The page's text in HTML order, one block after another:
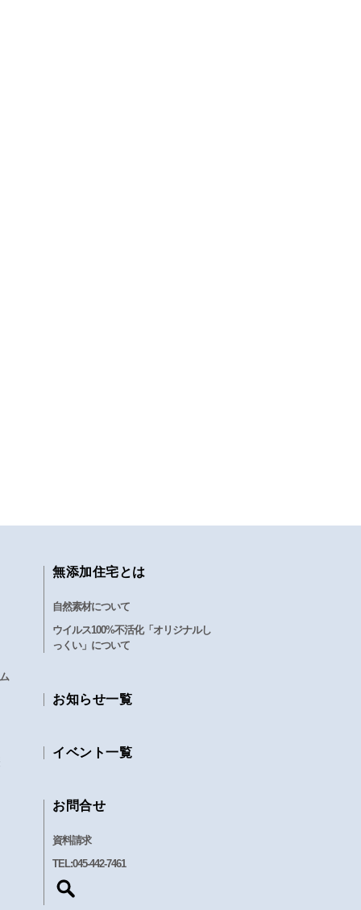
無添加住宅とは
自然素材について
ウイルス100%不活化「オリジナルし
っくい」について
お知らせ一覧
イベント一覧
お問合せ
資料請求
TEL:045-442-7461